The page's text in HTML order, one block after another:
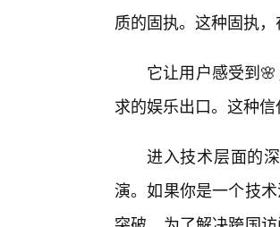
质的固执。这种固执
它让用户感受到
求的娱乐出口。这种
进入技术层面的
演。如果你是一个技